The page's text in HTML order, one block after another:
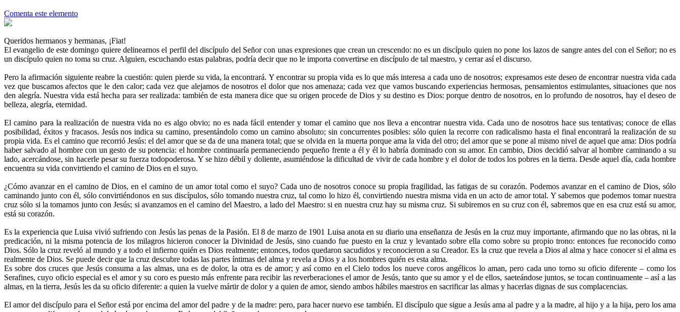
Comenta este elemento
Queridos hermanos y hermanas, ¡Fiat!
El evangelio de este domingo quiere delinearnos el perfil del discípulo del Señor con unas expresiones que crean un crescendo: no es un discípulo quien no pone los lazos de sangre antes del con el Señor; no es
un discípulo quien no toma su cruz. Alguien, escuchando estas palabras, podría decir que no le importa convertirse en discípulo de tal maestro, y cerrar así el discurso.
Pero la afirmación siguiente reabre la cuestión: quien pierde su vida, la encontrará. Y encontrar su propia vida es lo que más interesa a cada uno de nosotros; expresamos este deseo de encontrar nuestra vida cada
vez que buscamos afectos que le den calor; cada vez que alejamos de nosotros el dolor que nos amenaza; cada vez que vamos buscando experiencias hermosas, pensamientos estimulantes, situaciones que nos
den alegría. Nuestra vida está hecha para ser realizada: también de esta manera dice que su origen procede de Dios y su destino es Dios: porque dentro de nosotros, en lo profundo de nosotros, hay el deseo de
belleza, alegría, eternidad.
El camino para la realización de nuestra vida no es algo obvio; no es nada fácil entender y tomar el camino que nos lleva a encontrar nuestra vida. Cada uno de nosotros hace sus tentativas; conoce de ellas
posibilidad, éxitos y fracasos. Jesús nos indica su camino, presentándolo como un camino absoluto; sin concurrentes posibles: sólo quien la recorre con radicalismo hasta el final encontrará la realización de su
propia vida. Es el camino que recorrió Jesús: el del amor que se da de una manera total; que se olvida en la muerta porque ama la vida del otro; del amor que se pone al mismo nivel de aquel que ama: Dios podría
haber salvado al hombre con un gesto de su potencia: el hombre continuaría permaneciendo pequeño frente a él y él lo habría dominado con su amor. En cambio, Dios decidió salvar al hombre caminando a su
lado, acercándose, sin hacerle pesar su fuerza todopoderosa. Y se hizo débil y doliente, asumiéndose la dificultad de vivir de cada hombre y el dolor de todos los pobres en la tierra. Desde aquel día, cada hombre
encuentra su vida convirtiendo el camino de Dios en el suyo.
¿Cómo avanzar en el camino de Dios, en el camino de un amor total como el suyo? Cada uno de nosotros conoce su propia fragilidad, las fatigas de su corazón. Podemos avanzar en el camino de Dios, sólo
caminando junto con él, sólo convirtiéndonos en sus discípulos, sólo tomando nuestra cruz, tal como lo hizo él, convirtiendo nuestra misma vida en un acto de amor total. Y sabemos que podemos tomar nuestra
cruz sólo si la tomamos junto con Jesús; si avanzamos en el camino del Maestro, a lado del Maestro: si en nuestra cruz hay su misma cruz. Si subiremos en su cruz con él, sabremos que en esa cruz está su amor,
está su corazón.
Es la experiencia que Luisa vivió sufriendo con Jesús las penas de la Pasión. El 8 de marzo de 1901 Luisa anota en su diario una enseñanza de Jesús en la cruz muy importante, afirmando que no las obras, ni la
predicación, ni la misma potencia de los milagros hicieron conocer la Divinidad de Jesús, sino cuando fue puesto en la cruz y levantado sobre ella como sobre su propio trono: entonces fue reconocido como
Dios. Sólo la cruz reveló al mundo y a todo el infierno quién es Dios realmente; entonces, todos quedaron sacudidos y reconocieron a su Creador. Es la cruz que revela a Dios al alma y hace conocer si el alma es
realmente de Dios. Se puede decir que la cruz descubre todas las partes íntimas del alma y revela a Dios y a los hombres quién es esta alma.
Es sobre dos cruces que Jesús consuma a las almas, una es de dolor, la otra es de amor; y así como en el Cielo todos los nueve coros angélicos lo aman, pero cada uno torno su oficio diferente – como los
Serafines, cuyo oficio especial es el amor y su coro es puesto más enfrente para recibir las reverberaciones el amor de Jesús, tanto que su amor y el de ellos, saeteándose juntos, se tocan continuamente – así a las
almas, en la tierra, Jesús les da su oficio diferente: a quien la vuelve mártir de dolor y a quien de amor, siendo ambos hábiles maestros en sacrificar las almas y hacerlas dignas de sus complacencias.
El amor del discípulo para el Señor está por encima del amor del padre y de la madre: pero, para hacer nuevo ese también. El discípulo que sigue a Jesús ama al padre y a la madre, al hijo y a la hija, pero los ama